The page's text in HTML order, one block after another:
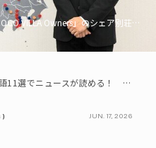
VILLA Owners」のシェア別荘とい
【超入門】金融用語11選でニュースが読める！ 知識ゼロからの賢い資産の育て方
) JUN. 17, 2026